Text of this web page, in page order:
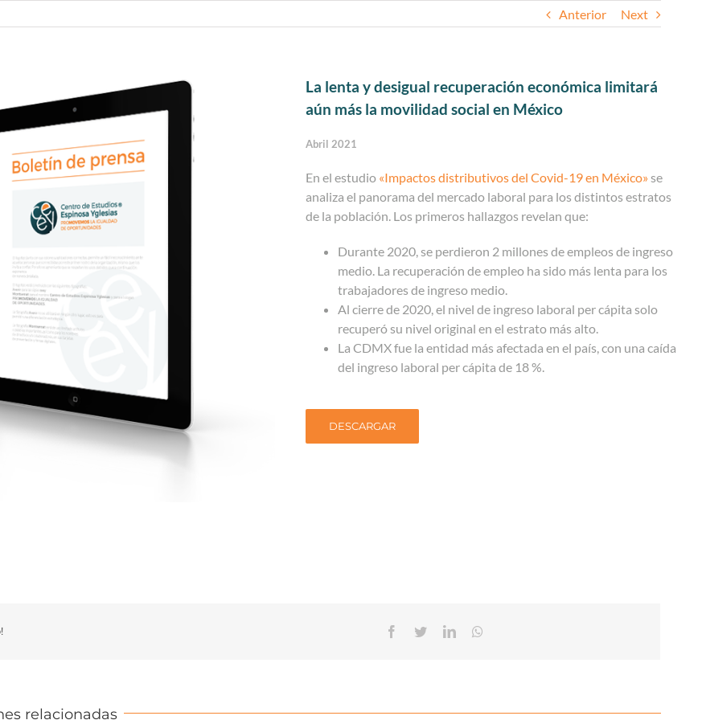
Anterior Next
La lenta y desigual recuperación económica limitará
aún más la movilidad social en México
Abril 2021
En el estudio «Impactos distributivos del Covid-19 en México» se
analiza el panorama del mercado laboral para los distintos estratos
de la población. Los primeros hallazgos revelan que:
Durante 2020, se perdieron 2 millones de empleos de ingreso
medio. La recuperación de empleo ha sido más lenta para los
trabajadores de ingreso medio.
Al cierre de 2020, el nivel de ingreso laboral per cápita solo
recuperó su nivel original en el estrato más alto.
La CDMX fue la entidad más afectada en el país, con una caída
del ingreso laboral per cápita de 18 %.
DESCARGAR
Facebook
TwitterLinkedin
relacionadas